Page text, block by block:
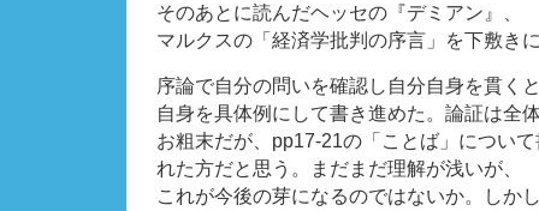
そのあとに読んだヘッセの『デミアン』、
マルクスの「経済学批判の序言」を下敷き
序論で自分の問いを確認し自分自身を貫く
自身を具体例にして書き進めた。論証は全
お粗末だが、pp17-21の「ことば」につい
れた方だと思う。まだまだ理解が浅いが、
これが今後の芽になるのではないか。しか